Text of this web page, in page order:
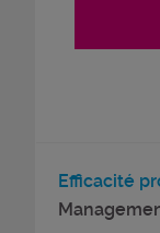
Efficacité